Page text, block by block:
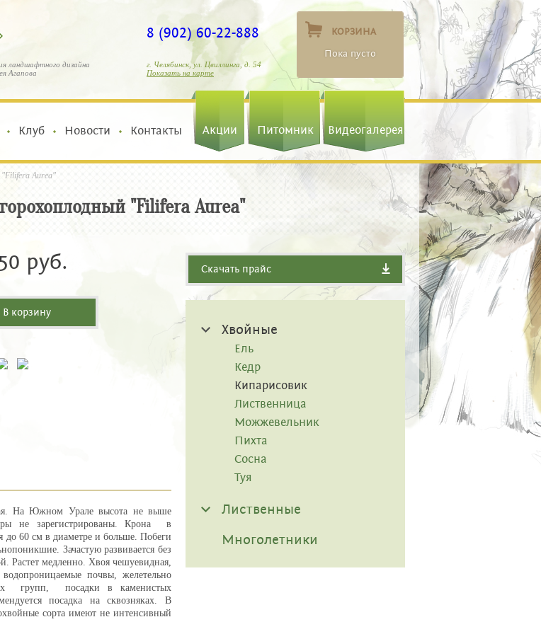
ландшафтного дизайна
Агапова
8 (902) 60-22-888
г. Челябинск, ул. Цвиллинга, д. 54
Показать на карте
КОРЗИНА
Пока пусто
Клуб Новости Контакты Видеогалерея
Питомник
Акции
"Filifera Aurea"
"Filifera Aurea"
Скачать прайс
Хвойные
Ель
Кедр
Кипарисовик
Лиственница
Можжевельник
Пихта
Сосна
Туя
Лиственные
Многолетники
руб.
В корзину
На Южном Урале высота не выше
не зарегистрированы. Крона в
до 60 см в диаметре и больше. Побеги
Зачастую развивается без
Растет медленно. Хвоя чешуевидная,
почвы, желетельно
групп, посадки в каменистых
посадка на сквозняках. В
сорта имеют не интенсивный